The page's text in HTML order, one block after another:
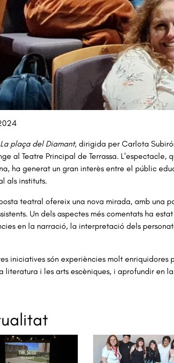
La plaça del Diamant, dirigida per Carlota
al Teatre Principal de Terrassa.
ha generat un gran interès entre el públic
als instituts.
teatral ofereix una nova mirada, amb una
Un dels aspectes més comentats ha
en la narració, la interpretació dels
iniciatives són experiències molt
literatura i les arts escèniques, i aprofundir en